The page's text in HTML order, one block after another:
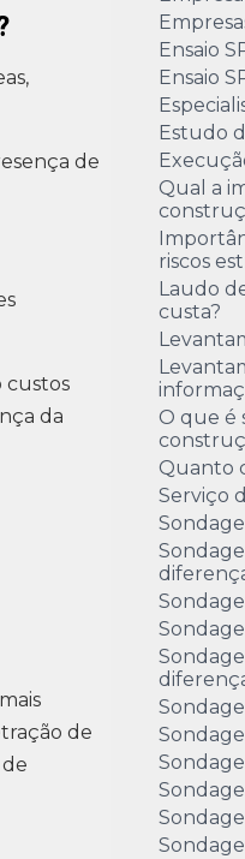
de
custos
da
de
Ensaio
Ensaio
Estudo
Qual a
riscos
Laudo
custa?
O que é
Quanto
Serviço